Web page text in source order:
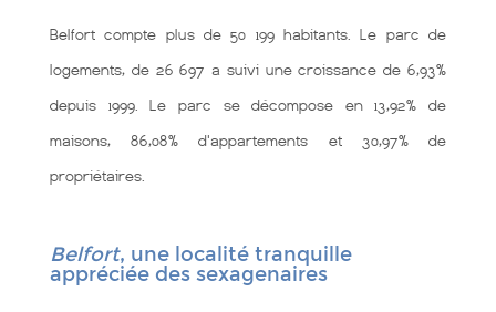
Belfort compte plus de 50 199 habitants. Le parc de
logements, de 26 697 a suivi une croissance de 6,93%
depuis 1999. Le parc se décompose en 13,92% de
maisons, 86,08% d'appartements et 30,97% de
propriétaires.
Belfort, une localité tranquille
appréciée des sexagenaires